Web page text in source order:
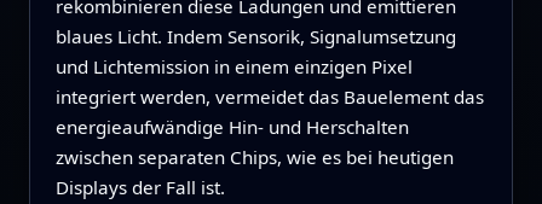
rekombinieren diese Ladungen und emittieren
blaues Licht. Indem Sensorik, Signalumsetzung
und Lichtemission in einem einzigen Pixel
integriert werden, vermeidet das Bauelement das
energieaufwändige Hin‑ und Herschalten
zwischen separaten Chips, wie es bei heutigen
Displays der Fall ist.